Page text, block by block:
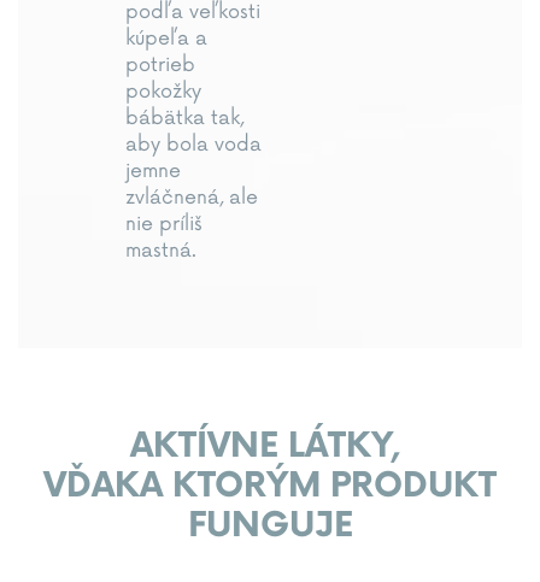
podľa veľkosti
kúpeľa a
potrieb
pokožky
bábätka tak,
aby bola voda
jemne
zvláčnená, ale
nie príliš
mastná.
AKTÍVNE LÁTKY,
VĎAKA KTORÝM PRODUKT
FUNGUJE